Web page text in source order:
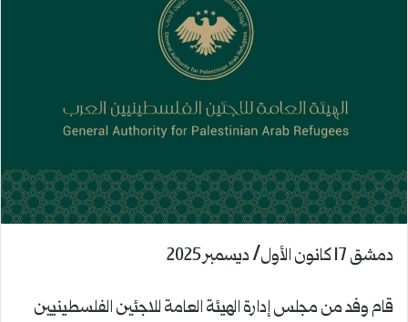
دمشق 17 كانون الأول/ ديسمبر 2025
قام وفد من مجلس إدارة الهيئة العامة للاجئين الفلسطينيين